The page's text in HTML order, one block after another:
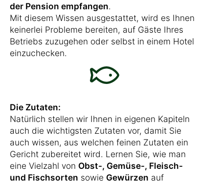
der Pension empfangen.
Mit diesem Wissen ausgestattet, wird es Ihnen
keinerlei Probleme bereiten, auf Gäste Ihres
Betriebs zuzugehen oder selbst in einem Hotel
einzuchecken.
Die Zutaten:
Natürlich stellen wir Ihnen in eigenen Kapiteln
auch die wichtigsten Zutaten vor, damit Sie
auch wissen, aus welchen feinen Zutaten ein
Gericht zubereitet wird. Lernen Sie, wie man
eine Vielzahl von Obst-, Gemüse-, Fleisch-
und Fischsorten sowie Gewürzen auf